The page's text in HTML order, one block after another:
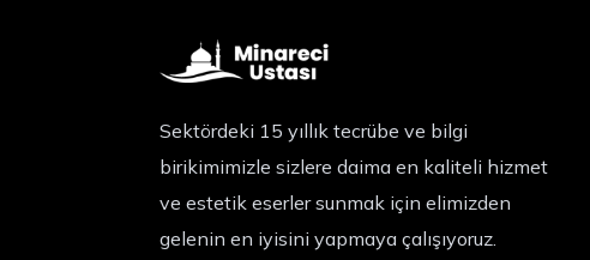
Sektördeki 15 yıllık tecrübe ve bilgi
birikimimizle sizlere daima en kaliteli hizmet
ve estetik eserler sunmak için elimizden
gelenin en iyisini yapmaya çalışıyoruz.